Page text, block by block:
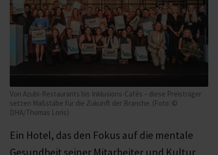
Von Azubi-Restaurants bis Inklusions-Cafés – diese Preisträger
setzen Maßstäbe für die Zukunft der Branche. (Foto: ©
DHA/Thomas Loris)
Ein Hotel, das den Fokus auf die mentale
Gesundheit seiner Mitarbeiter und Kultur